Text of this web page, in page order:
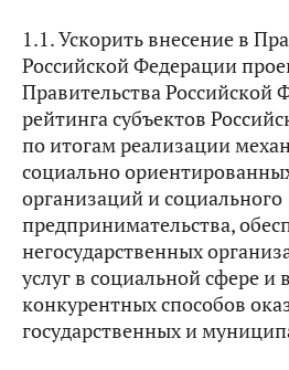
1.1. Ускорить внесение в
Российской Федерации
Правительства Российской
рейтинга субъектов
по итогам реализации
социально
организаций и социального
предпринимательства,
негосударственных
услуг в социальной сфере и
конкурентных способов
государственных и